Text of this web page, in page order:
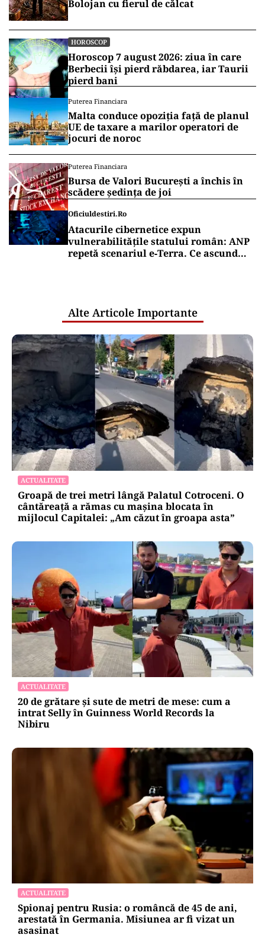
Bolojan cu fierul de călcat
HOROSCOP
Horoscop 7 august 2026: ziua în care
Berbecii își pierd răbdarea, iar Taurii
pierd bani
Puterea Financiara
Malta conduce opoziția față de planul
UE de taxare a marilor operatori de
jocuri de noroc
Puterea Financiara
Bursa de Valori București a închis în
scădere ședința de joi
Oficiuldestiri.ro
Atacurile cibernetice expun
vulnerabilitățile statului român: ANP
repetă scenariul e‑Terra. Ce ascund
Alte Articole Importante
ACTUALITATE
Groapă de trei metri lângă Palatul Cotroceni. O
cântăreață a rămas cu mașina blocata în
mijlocul Capitalei: „Am căzut în groapa asta”
ACTUALITATE
20 de grătare și sute de metri de mese: cum a
intrat Selly în Guinness World Records la
Nibiru
ACTUALITATE
Spionaj pentru Rusia: o româncă de 45 de ani,
arestată în Germania. Misiunea ar fi vizat un
asasinat